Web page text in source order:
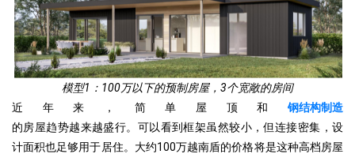
模型1：100万以下的预制房屋，3个宽敞的房间
近年来，简单屋顶和 钢结构制造
的房屋趋势越来越盛行。可以看到框架虽然较小，但连接密集，设
计面积也足够用于居住。大约100万越南盾的价格将是这种高档房屋